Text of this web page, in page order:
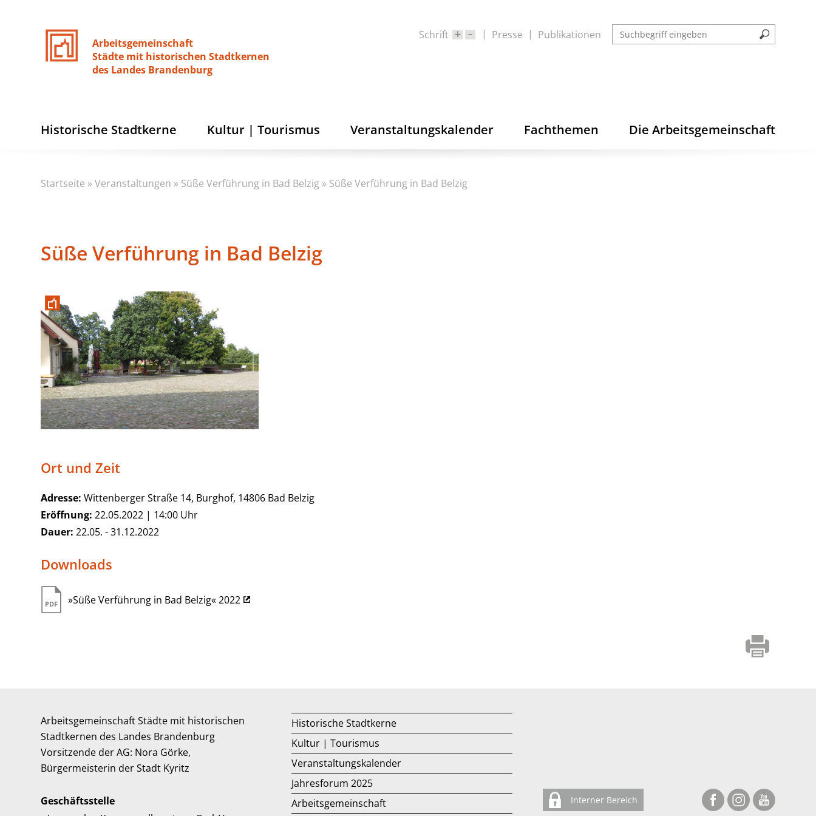
Arbeitsgemeinschaft
Städte mit historischen Stadtkernen
des Landes Brandenburg
Schrift Presse Publikationen
Historische Stadtkerne Kultur | Tourismus Veranstaltungskalender Fachthemen Die Arbeitsgemeinschaft
Startseite »Veranstaltungen » Süße Verführung in Bad Belzig » Süße Verführung in Bad Belzig
Süße Verführung in Bad Belzig
Ort und Zeit
Adresse: Wittenberger Straße 14, Burghof, 14806 Bad Belzig
Eröffnung: 22.05.2022 | 14:00 Uhr
Dauer: 22.05. - 31.12.2022
Downloads
»Süße Verführung in Bad Belzig« 2022
Arbeitsgemeinschaft Städte mit historischen
Stadtkernen des Landes Brandenburg
Vorsitzende der AG: Nora Görke,
Bürgermeisterin der Stadt Kyritz
Geschäftsstelle
Historische Stadtkerne
Kultur | Tourismus
Veranstaltungskalender
Jahresforum 2025
Arbeitsgemeinschaft
Interner Bereich